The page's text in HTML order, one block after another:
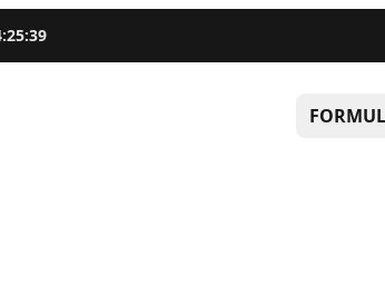
:25:38